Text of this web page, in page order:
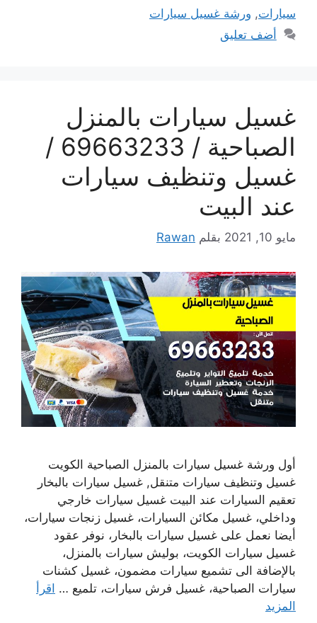
سيارات, ورشة غسيل سيارات
أضف تعليق
غسيل سيارات بالمنزل
الصباحية / 69663233 /
غسيل وتنظيف سيارات
عند البيت
مايو 10, 2021 بقلم Rawan
أول ورشة غسيل سيارات بالمنزل الصباحية الكويت
غسيل وتنظيف سيارات متنقل, غسيل سيارات بالبخار
تعقيم السيارات عند البيت غسيل سيارات خارجي
وداخلي، غسيل مكائن السيارات، غسيل زنجات سيارات،
أيضا نعمل على غسيل سيارات بالبخار، نوفر عقود
غسيل سيارات الكويت، بوليش سيارات بالمنزل،
بالإضافة الى تشميع سيارات مضمون، غسيل كشنات
سيارات الصباحية، غسيل فرش سيارات، تلميع … اقرأ
المزيد